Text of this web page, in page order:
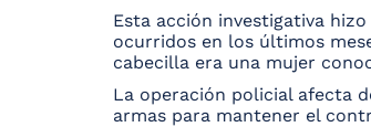
Esta acción investigativa
ocurridos en los últimos
cabecilla era una mujer
La operación policial afecta
armas para mantener el